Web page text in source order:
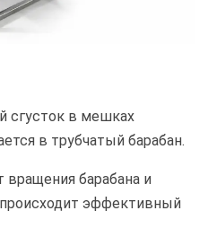
сгусток в мешках
в трубчатый барабан.
вращения барабана и
эффективный